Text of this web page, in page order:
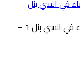
في السي بنل
اضافة الاي بي الخاص بك الي القائمة البيضاء في السي بنل 1 –